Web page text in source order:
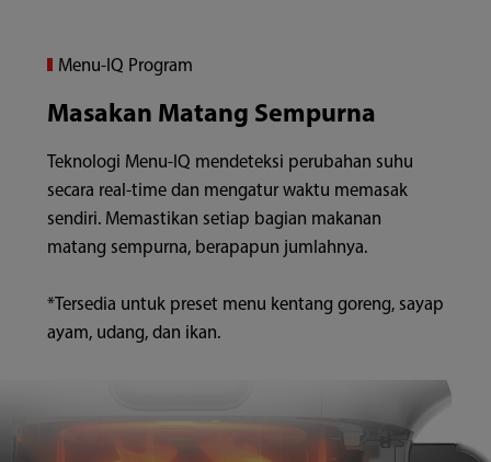
Menu-IQ Program
Masakan Matang Sempurna
Teknologi Menu-IQ mendeteksi perubahan suhu
secara real-time dan mengatur waktu memasak
sendiri. Memastikan setiap bagian makanan
matang sempurna, berapapun jumlahnya.
*Tersedia untuk preset menu kentang goreng, sayap
ayam, udang, dan ikan.